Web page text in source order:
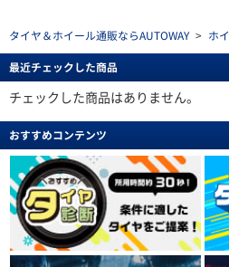
タイヤ＆ホイール通販ならAUTOWAY > ホ
最近チェックした商品
チェックした商品はありません。
おすすめコンテンツ